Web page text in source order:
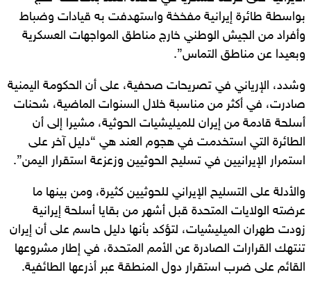
بواسطة طائرة إيرانية مفخخة واستهدفت به قيادات وضباط
وأفراد من الجيش الوطني خارج مناطق المواجهات العسكرية
وبعيدا عن مناطق التماس”.
وشدد، الإرياني في تصريحات صحفية، على أن الحكومة اليمنية
صادرت، في أكثر من مناسبة خلال السنوات الماضية، شحنات
أسلحة قادمة من إيران للميليشيات الحوثية، مشيرا إلى أن
الطائرة التي استخدمت في هجوم العند هي “دليل آخر على
استمرار الإيرانيين في تسليح الحوثيين وزعزعة استقرار اليمن”.
والأدلة على التسليح الإيراني للحوثيين كثيرة، ومن بينها ما
عرضته الولايات المتحدة قبل أشهر من بقايا أسلحة إيرانية
زودت طهران الميليشيات، لتؤكد بأنها دليل حاسم على أن إيران
تنتهك القرارات الصادرة عن الأمم المتحدة، في إطار مشروعها
القائم على ضرب استقرار دول المنطقة عبر أذرعها الطائفية.